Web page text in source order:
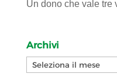
Un dono che vale tre
Archivi
Archivi